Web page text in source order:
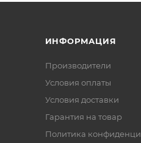
ИНФОРМАЦИЯ
Производители
Условия оплаты
Условия доставки
Гарантия на товар
Политика